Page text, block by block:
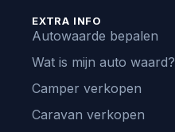
EXTRA INFO
Autowaarde bepalen
Wat is mijn auto waard?
Camper verkopen
Caravan verkopen